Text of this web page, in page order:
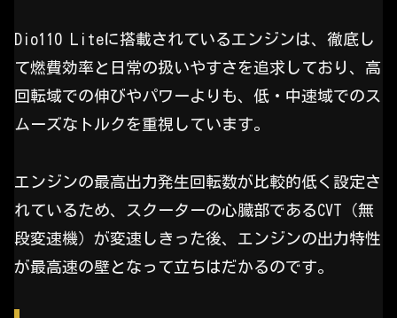
Dio110 Liteに搭載されているエンジンは、徹底し
て燃費効率と日常の扱いやすさを追求しており、高
回転域での伸びやパワーよりも、低・中速域でのス
ムーズなトルクを重視しています。
エンジンの最高出力発生回転数が比較的低く設定さ
れているため、スクーターの心臓部であるCVT（無
段変速機）が変速しきった後、エンジンの出力特性
が最高速の壁となって立ちはだかるのです。